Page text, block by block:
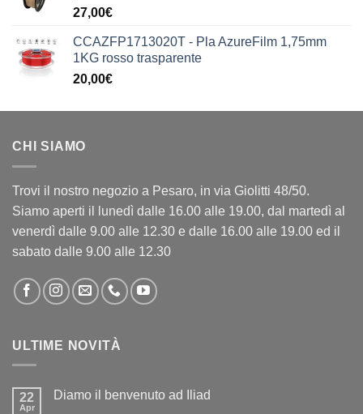
27,00€
CCAZFP1713020T - Pla AzureFilm 1,75mm
1KG rosso trasparente
20,00€
CHI SIAMO
Trovi il nostro negozio a Pesaro, in via Giolitti 48/50.
Siamo aperti il lunedì dalle 16.00 alle 19.00, dal martedì al
venerdì dalle 9.00 alle 12.30 e dalle 16.00 alle 19.00 ed il
sabato dalle 9.00 alle 12.30
ULTIME NOVITÀ
22
Apr
Diamo il benvenuto ad Iliad